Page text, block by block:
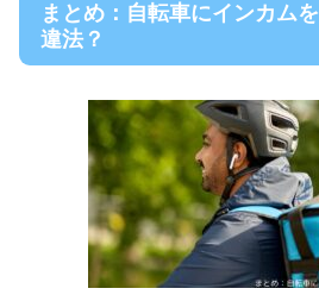
まとめ：自転車にインカム
違法？